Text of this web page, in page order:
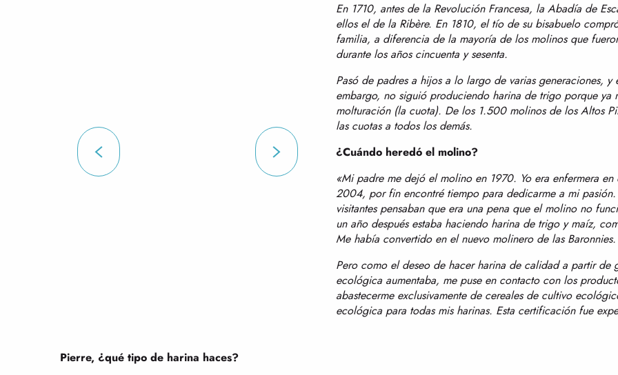
En 1710, antes de la Revolución Francesa, la Abadía de
ellos el de la Ribère. En 1810, el tío de su bisabuelo
familia, a diferencia de la mayoría de los molinos que
durante los años cincuenta y sesenta.
Pasó de padres a hijos a lo largo de varias generaciones,
embargo, no siguió produciendo harina de trigo porque ya
molturación (la cuota). De los 1.500 molinos de los Altos
las cuotas a todos los demás.
¿Cuándo heredó el molino?
«Mi padre me dejó el molino en 1970. Yo era enfermera
2004, por fin encontré tiempo para dedicarme a mi
visitantes pensaban que era una pena que el molino no
un año después estaba haciendo harina de trigo y maíz,
Me había convertido en el nuevo molinero de las Baronnies.
Pero como el deseo de hacer harina de calidad a partir
ecológica aumentaba, me puse en contacto con los
abastecerme exclusivamente de cereales de cultivo
ecológica para todas mis harinas. Esta certificación fue
Pierre, ¿qué tipo de harina haces?